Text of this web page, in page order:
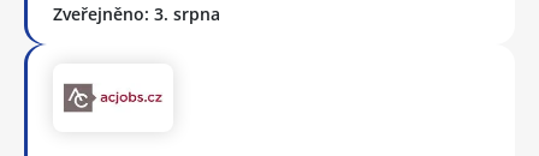
Zveřejněno: 3. srpna